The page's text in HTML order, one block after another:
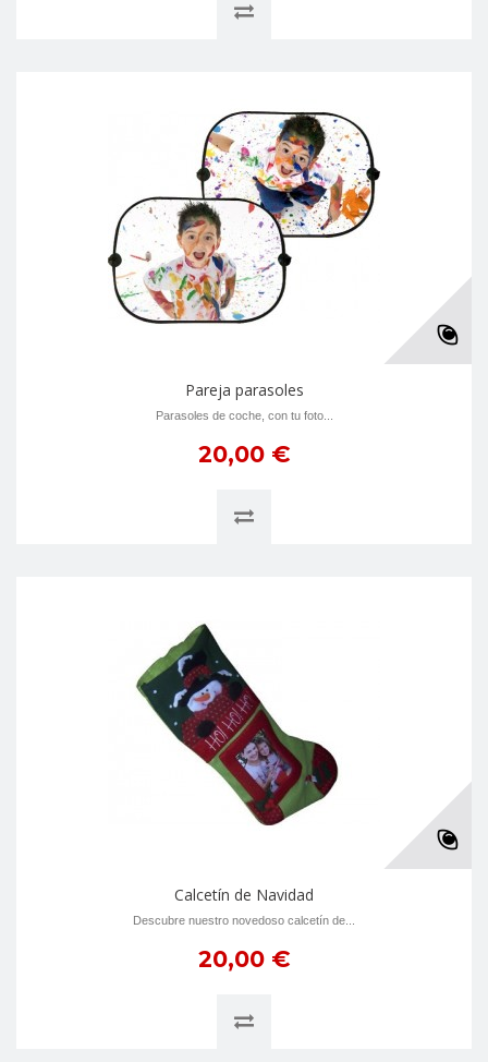
Pareja parasoles
Parasoles de coche, con tu foto...
20,00 €
Calcetín de Navidad
Descubre nuestro novedoso calcetín de...
20,00 €